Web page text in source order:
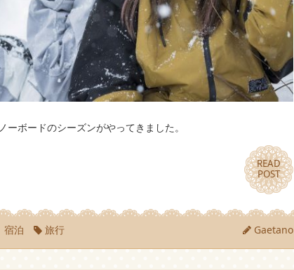
ボードのシーズンがやってきました。
READ
POST
READ
POST
宿泊 旅行 Gaetano